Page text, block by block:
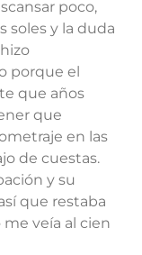
poco,
soles y la duda
porque el
que años
que
en las
de cuestas.
y su
que restaba
veía al cien